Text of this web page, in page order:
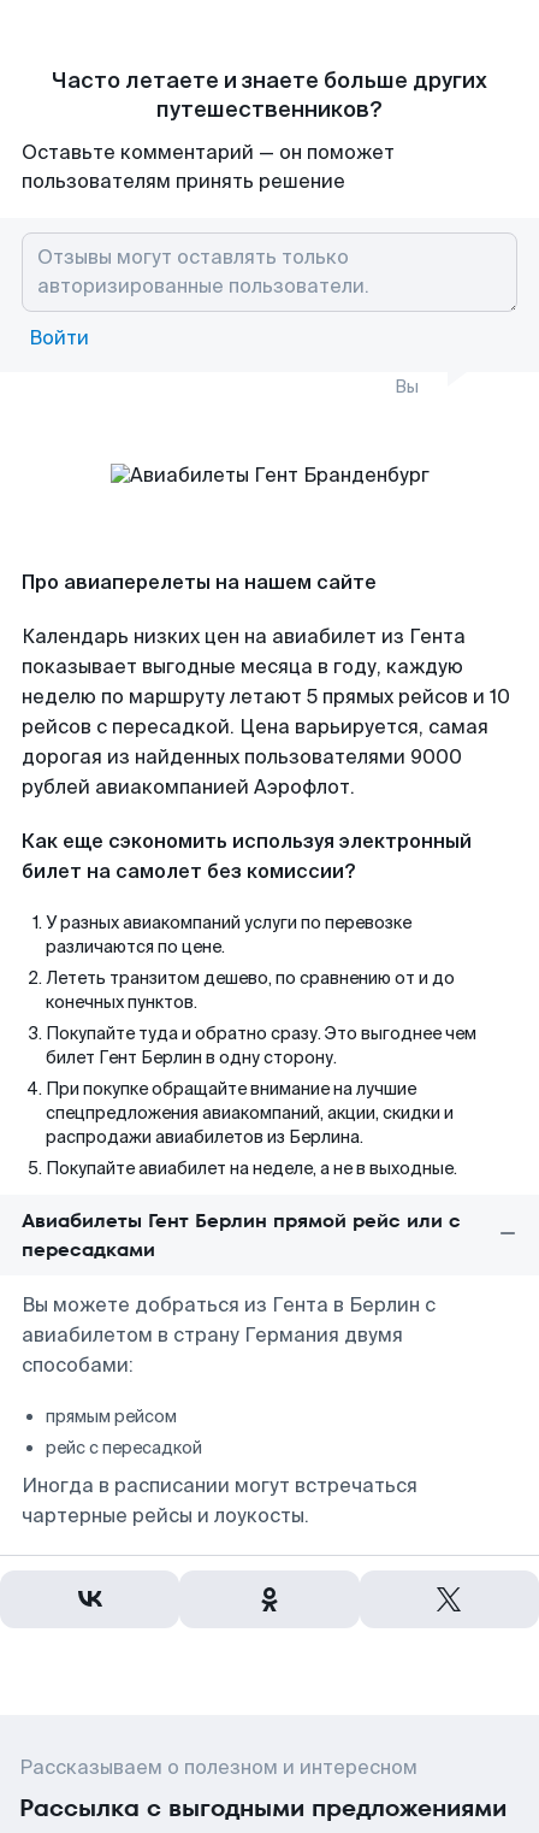
Часто летаете и знаете больше других
путешественников?
Оставьте комментарий — он поможет
пользователям принять решение
Войти
Вы
Про авиаперелеты на нашем сайте
Календарь низких цен на авиабилет из Гента
показывает выгодные месяца в году, каждую
неделю по маршруту летают 5 прямых рейсов и 10
рейсов с пересадкой. Цена варьируется, самая
дорогая из найденных пользователями 9000
рублей авиакомпанией Аэрофлот.
Как еще сэкономить используя электронный
билет на самолет без комиссии?
У разных авиакомпаний услуги по перевозке
различаются по цене.
Лететь транзитом дешево, по сравнению от и до
конечных пунктов.
Покупайте туда и обратно сразу. Это выгоднее чем
билет Гент Берлин в одну сторону.
При покупке обращайте внимание на лучшие
спецпредложения авиакомпаний, акции, скидки и
распродажи авиабилетов из Берлина.
Покупайте авиабилет на неделе, а не в выходные.
Авиабилеты Гент Берлин прямой рейс или с
пересадками
Вы можете добраться из Гента в Берлин с
авиабилетом в страну Германия двумя
способами:
прямым рейсом
рейс с пересадкой
Иногда в расписании могут встречаться
чартерные рейсы и лоукосты.
Рассказываем о полезном и интересном
Рассылка с выгодными предложениями